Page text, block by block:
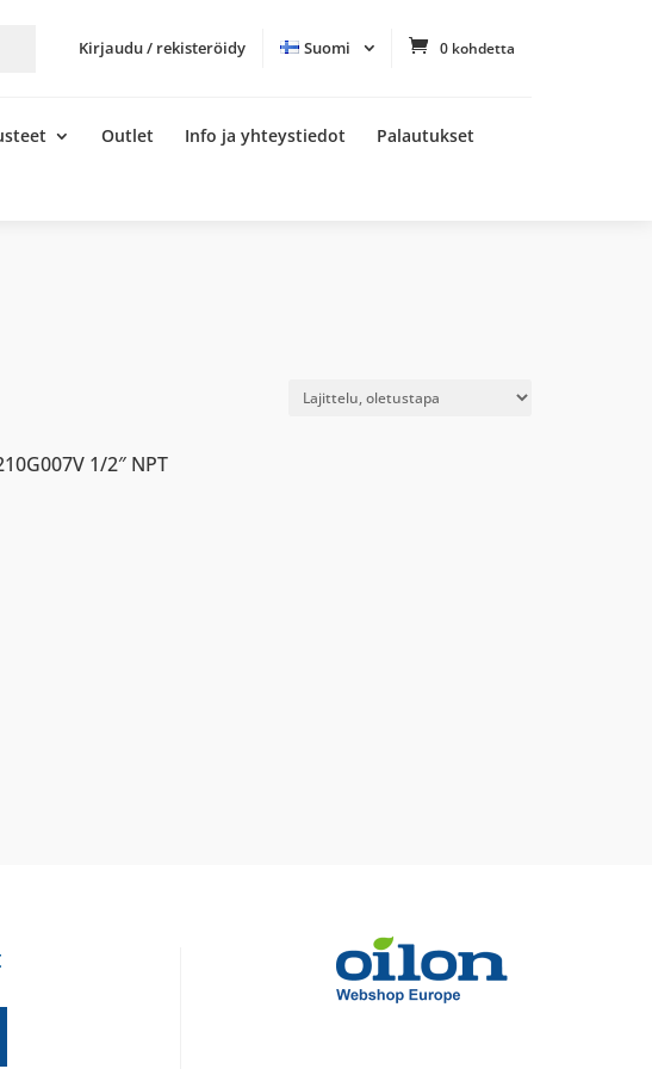
Kirjaudu / rekisteröidy Suomi 0 kohdetta
Outlet Info ja yhteystiedot Palautukset
1/2″ NPT